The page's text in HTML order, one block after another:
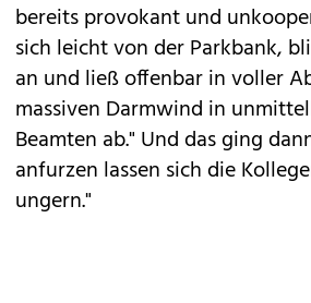
bereits provokant und
sich leicht von der Parkbank,
an und ließ offenbar in voller
massiven Darmwind in
Beamten ab." Und das ging
anfurzen lassen sich die
ungern."